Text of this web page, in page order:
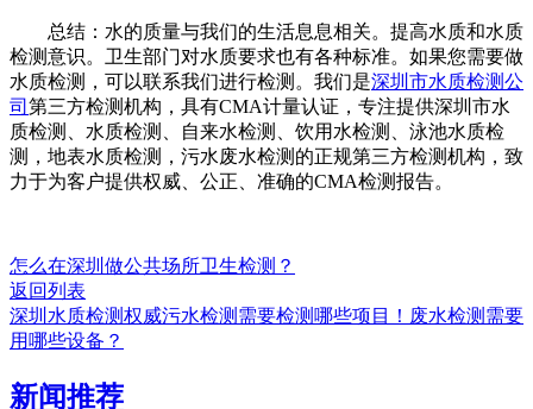
总结：水的质量与我们的生活息息相关。提高水质和水质
检测意识。卫生部门对水质要求也有各种标准。如果您需要做
水质检测，可以联系我们进行检测。我们是深圳市水质检测公
司 第三方检测机构，具有CMA计量认证，专注提供深圳市水
质检测、水质检测、自来水检测、饮用水检测、泳池水质检
测，地表水质检测，污水废水检测的正规第三方检测机构，致
力于为客户提供权威、公正、准确的CMA检测报告。
怎么在深圳做公共场所卫生检测？
返回列表
深圳水质检测权威污水检测需要检测哪些项目！废水检测需要
用哪些设备？
新闻推荐